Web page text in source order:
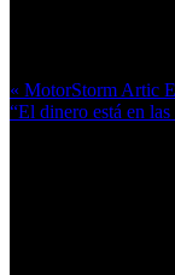
« MotorStorm Artic
“El dinero está en las